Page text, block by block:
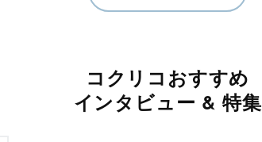
コクリコおすすめ
インタビュー & 特集